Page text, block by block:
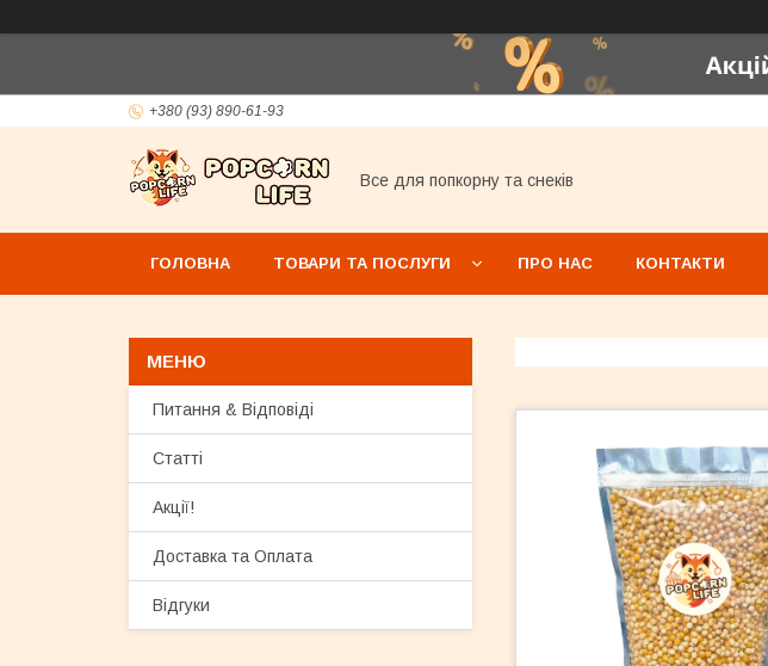
+380 (93) 890-61-93
Все для попкорну та снеків
ГОЛОВНА ТОВАРИ ТА ПОСЛУГИ ПРО НАС КОНТАКТИ
Питання & Відповіді
Статті
Акції!
Доставка та Оплата
Відгуки